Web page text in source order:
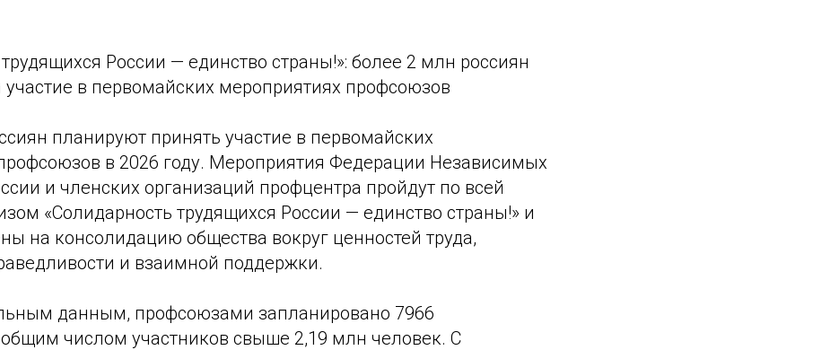
России — единство страны!»: более 2 млн россиян
в первомайских мероприятиях профсоюзов
планируют принять участие в первомайских
в 2026 году. Мероприятия Федерации Независимых
и членских организаций профцентра пройдут по всей
«Солидарность трудящихся России — единство страны!» и
на консолидацию общества вокруг ценностей труда,
и взаимной поддержки.
данным, профсоюзами запланировано 7966
числом участников свыше 2,19 млн человек. С